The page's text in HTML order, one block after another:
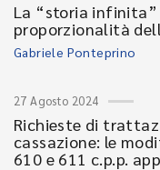
La “storia
proporzionalità
Gabriele Ponteprino
27 Agosto 2024
Richieste di
cassazione: le
610 e 611 c.p.p.